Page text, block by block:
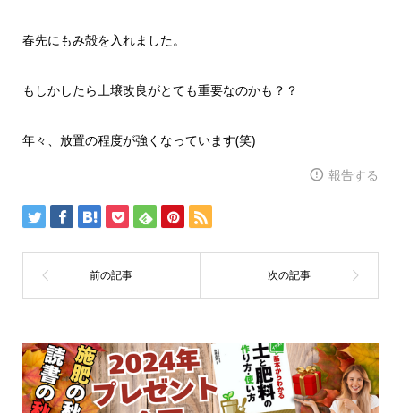
春先にもみ殻を入れました。
もしかしたら土壌改良がとても重要なのかも？？
年々、放置の程度が強くなっています(笑)
報告する